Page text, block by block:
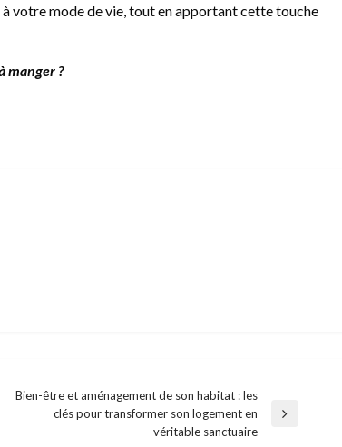
à votre mode de vie, tout en apportant cette touche
manger ?
Bien-être et aménagement de son habitat : les
clés pour transformer son logement en
véritable sanctuaire